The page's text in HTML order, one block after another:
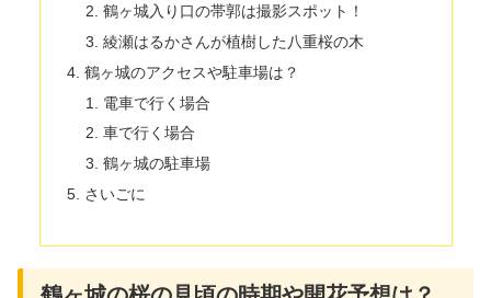
鶴ヶ城入り口の帯郭は撮影スポット！
綾瀬はるかさんが植樹した八重桜の木
鶴ヶ城のアクセスや駐車場は？
電車で行く場合
車で行く場合
鶴ヶ城の駐車場
さいごに